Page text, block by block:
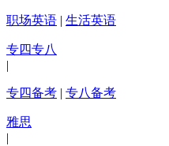
职场英语 | 生活英语
专四专八
|
专四备考 | 专八备考
雅思
|